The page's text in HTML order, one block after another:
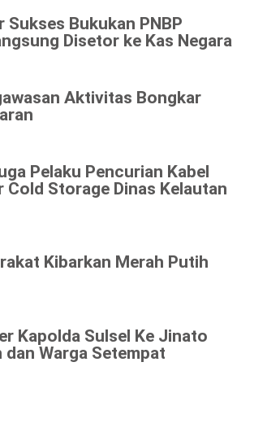
Sukses Bukukan PNBP
Disetor ke Kas Negara
Aktivitas Bongkar
Pelaku Pencurian Kabel
Cold Storage Dinas Kelautan
Kibarkan Merah Putih
Kapolda Sulsel Ke Jinato
Warga Setempat